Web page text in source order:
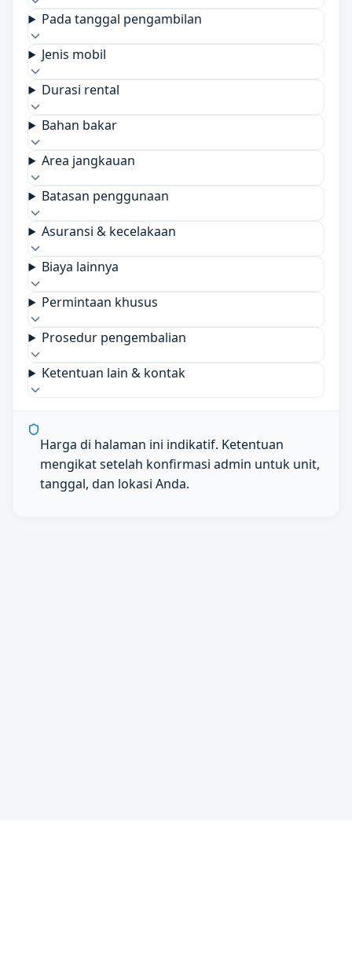
Pada tanggal pengambilan
Jenis mobil
Durasi rental
Bahan bakar
Area jangkauan
Batasan penggunaan
Asuransi & kecelakaan
Biaya lainnya
Permintaan khusus
Prosedur pengembalian
Ketentuan lain & kontak
Harga di halaman ini indikatif. Ketentuan
mengikat setelah konfirmasi admin untuk unit,
tanggal, dan lokasi Anda.